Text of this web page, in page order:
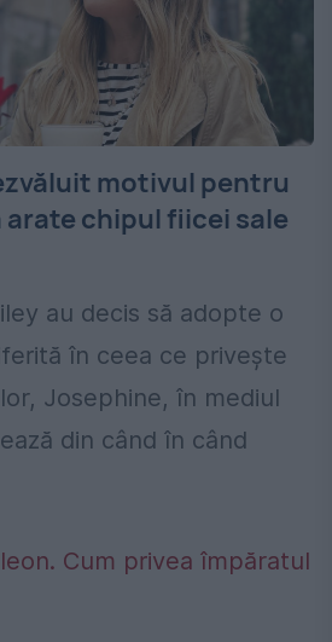
motivul pentru
arate chipul fiicei sale
au decis să adopte o
în ceea ce privește
Josephine, în mediul
din când în când